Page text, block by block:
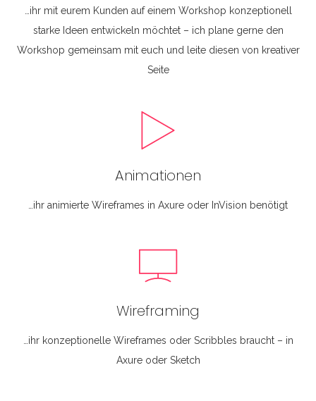
…ihr mit eurem Kunden auf einem Workshop konzeptionell
starke Ideen entwickeln möchtet – ich plane gerne den
Workshop gemeinsam mit euch und leite diesen von kreativer
Seite
Animationen
…ihr animierte Wireframes in Axure oder InVision benötigt
Wireframing
…ihr konzeptionelle Wireframes oder Scribbles braucht – in
Axure oder Sketch